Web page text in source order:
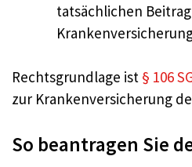
tatsächlichen
Rechtsgrundlage ist § 106
zur Krankenversicherung
So beantragen Sie